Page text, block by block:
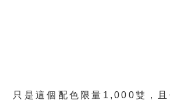
只是這個配色限量1,000雙，且